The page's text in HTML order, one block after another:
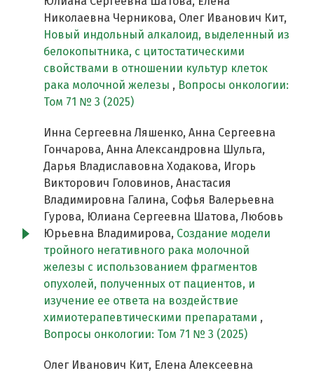
Николаевна Черникова, Олег Иванович Кит,
Новый индольный алкалоид, выделенный из
белокопытника, с цитостатическими
свойствами в отношении культур клеток
рака молочной железы , Вопросы онкологии:
Том 71 № 3 (2025)
Инна Сергеевна Ляшенко, Анна Сергеевна
Гончарова, Анна Александровна Шульга,
Дарья Владиславовна Ходакова, Игорь
Викторович Головинов, Анастасия
Владимировна Галина, Софья Валерьевна
Гурова, Юлиана Сергеевна Шатова, Любовь
Юрьевна Владимирова, Создание модели
тройного негативного рака молочной
железы с использованием фрагментов
опухолей, полученных от пациентов, и
изучение ее ответа на воздействие
химиотерапевтическими препаратами ,
Вопросы онкологии: Том 71 № 3 (2025)
Олег Иванович Кит, Елена Алексеевна